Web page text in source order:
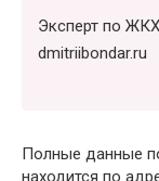
Эксперт по
dmitriibondar.ru
Полные данные
находится по